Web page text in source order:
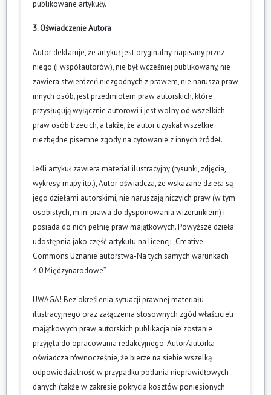
publikowane artykuły.
3. Oświadczenie Autora
Autor deklaruje, że artykuł jest oryginalny, napisany przez
niego (i współautorów), nie był wcześniej publikowany, nie
zawiera stwierdzeń niezgodnych z prawem, nie narusza praw
innych osób, jest przedmiotem praw autorskich, które
przysługują wyłącznie autorowi i jest wolny od wszelkich
praw osób trzecich, a także, że autor uzyskał wszelkie
niezbędne pisemne zgody na cytowanie z innych źródeł.
Jeśli artykuł zawiera materiał ilustracyjny (rysunki, zdjęcia,
wykresy, mapy itp.), Autor oświadcza, że wskazane dzieła są
jego dziełami autorskimi, nie naruszają niczyich praw (w tym
osobistych, m.in. prawa do dysponowania wizerunkiem) i
posiada do nich pełnię praw majątkowych. Powyższe dzieła
udostępnia jako część artykułu na licencji „Creative
Commons Uznanie autorstwa-Na tych samych warunkach
4.0 Międzynarodowe”.
UWAGA! Bez określenia sytuacji prawnej materiału
ilustracyjnego oraz załączenia stosownych zgód właścicieli
majątkowych praw autorskich publikacja nie zostanie
przyjęta do opracowania redakcyjnego. Autor/autorka
oświadcza równocześnie, że bierze na siebie wszelką
odpowiedzialność w przypadku podania nieprawidłowych
danych (także w zakresie pokrycia kosztów poniesionych